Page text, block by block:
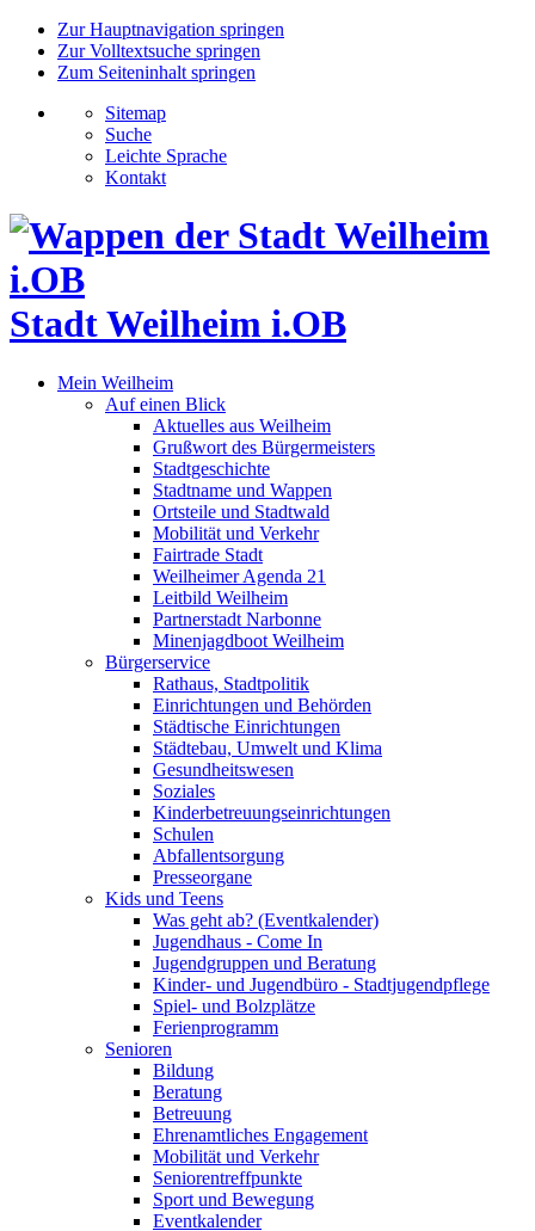
Zur Hauptnavigation springen
Zur Volltextsuche springen
Zum Seiteninhalt springen
Sitemap
Suche
Leichte Sprache
Kontakt
Stadt Weilheim i.OB
Mein Weilheim
Auf einen Blick
Aktuelles aus Weilheim
Grußwort des Bürgermeisters
Stadtgeschichte
Stadtname und Wappen
Ortsteile und Stadtwald
Mobilität und Verkehr
Fairtrade Stadt
Weilheimer Agenda 21
Leitbild Weilheim
Partnerstadt Narbonne
Minenjagdboot Weilheim
Bürgerservice
Rathaus, Stadtpolitik
Einrichtungen und Behörden
Städtische Einrichtungen
Städtebau, Umwelt und Klima
Gesundheitswesen
Soziales
Kinderbetreuungseinrichtungen
Schulen
Abfallentsorgung
Presseorgane
Kids und Teens
Was geht ab? (Eventkalender)
Jugendhaus - Come In
Jugendgruppen und Beratung
Kinder- und Jugendbüro - Stadtjugendpflege
Spiel- und Bolzplätze
Ferienprogramm
Senioren
Bildung
Beratung
Betreuung
Ehrenamtliches Engagement
Mobilität und Verkehr
Seniorentreffpunkte
Sport und Bewegung
Eventkalender